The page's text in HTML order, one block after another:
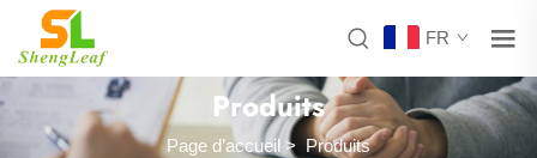
FR
Produits
Page d’accueil > Produits